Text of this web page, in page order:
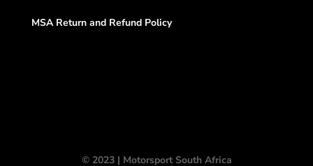
MSA Return and Refund Policy
© 2023 | Motorsport South Africa